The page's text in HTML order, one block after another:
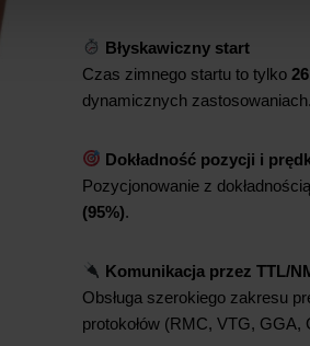
Błyskawiczny start
Czas zimnego startu to tylko
dynamicznych zastosowaniach.
Dokładność pozycji i
Pozycjonowanie z
(95%).
Komunikacja przez TTL/
Obsługa szerokiego zakresu
protokołów (RMC, VTG, GGA,